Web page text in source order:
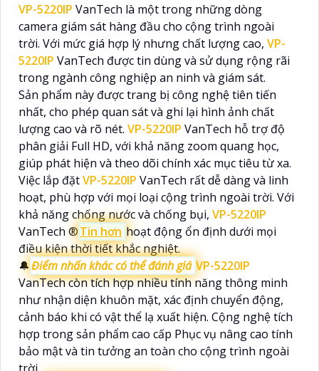
VP-5220IP VanTech là một trong những dòng
camera giám sát hàng đầu cho cộng trình ngoài
trời. Với mức giá hợp lý nhưng chất lượng cao, VP-
5220IP VanTech được tin dùng và sử dụng rộng rãi
trong ngành công nghiệp an ninh và giám sát.
Sản phẩm này được trang bị công nghệ tiên tiến
nhất, cho phép quan sát và ghi lại hình ảnh chất
lượng cao và rõ nét. VP-5220IP VanTech hỗ trợ độ
phân giải Full HD, với khả năng zoom quang học,
giúp phát hiện và theo dõi chính xác mục tiêu từ xa.
Việc lắp đặtVP-5220IP VanTech rất dễ dàng và linh
hoạt, phù hợp với mọi loại cộng trình ngoài trời. Với
khả năng chống nước và chống bụi, VP-5220IP
VanTech ®️Tin hơn hoạt động ổn định dưới mọi
điều kiện thời tiết khắc nghiệt.
🔔Điểm nhấn khác có thể đánh giá VP-5220IP
VanTech còn tích hợp nhiều tính năng thông minh
như nhận diện khuôn mặt, xác định chuyển động,
cảnh báo khi có vật thể lạ xuất hiện. Cộng nghệ tích
hợp trong sản phẩm cao cấp Phục vụ nâng cao tính
bảo mật và tin tưởng an toàn cho cộng trình ngoài